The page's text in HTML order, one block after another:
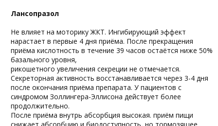
Лансопразол
Не влияет на моторику ЖКТ. Ингибирующий эффект
нарастает в первые 4 дня приёма. После прекращения
приёма кислотность в течение 39 часов остаётся ниже 50%
базального уровня,
рикошетного увеличения секреции не отмечается.
Секреторная активность восстанавливается через 3-4 дня
после окончания приёма препарата. У пациентов с
синдромом Золлингера-Эллисона действует более
продолжительно.
После приёма внутрь абсорбция высокая. приём пищи